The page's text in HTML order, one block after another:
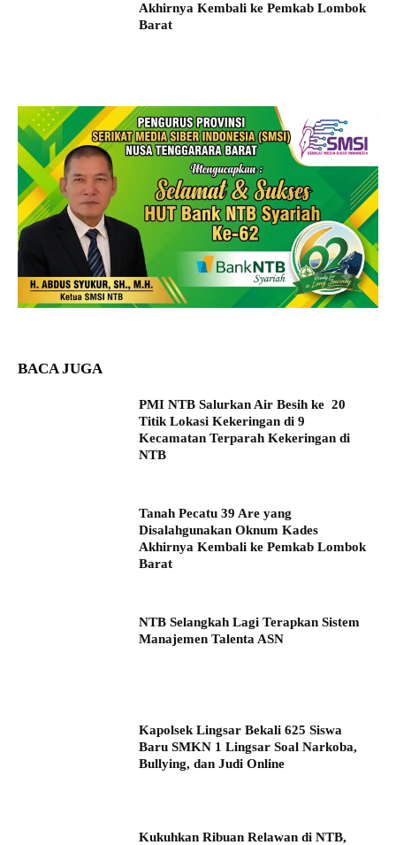
Akhirnya Kembali ke Pemkab Lombok
Barat
BACA JUGA
PMI NTB Salurkan Air Besih ke 20
Titik Lokasi Kekeringan di 9
Kecamatan Terparah Kekeringan di
NTB
Tanah Pecatu 39 Are yang
Disalahgunakan Oknum Kades
Akhirnya Kembali ke Pemkab Lombok
Barat
NTB Selangkah Lagi Terapkan Sistem
Manajemen Talenta ASN
Kapolsek Lingsar Bekali 625 Siswa
Baru SMKN 1 Lingsar Soal Narkoba,
Bullying, dan Judi Online
Kukuhkan Ribuan Relawan di NTB,